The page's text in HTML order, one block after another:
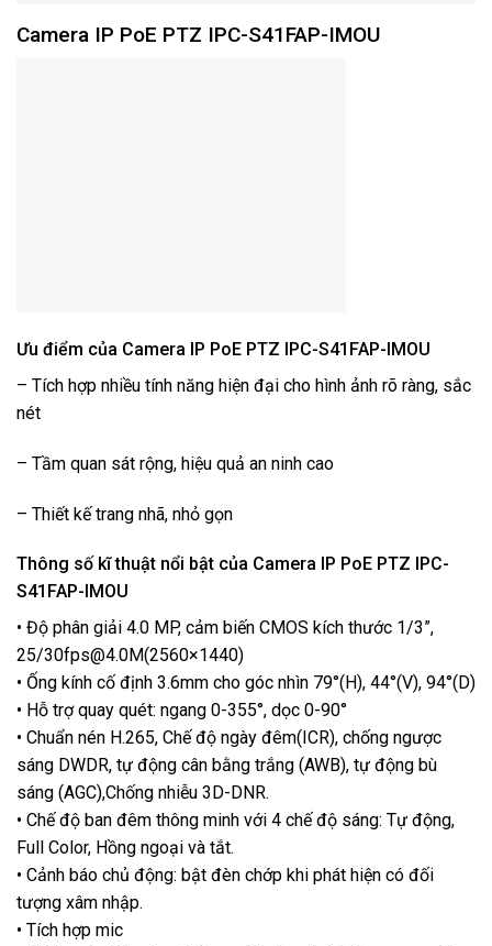
Camera IP PoE PTZ IPC-S41FAP-IMOU
Ưu điểm của Camera IP PoE PTZ IPC-S41FAP-IMOU
– Tích hợp nhiều tính năng hiện đại cho hình ảnh rõ ràng, sắc
nét
– Tầm quan sát rộng, hiệu quả an ninh cao
– Thiết kế trang nhã, nhỏ gọn
Thông số kĩ thuật nổi bật của Camera IP PoE PTZ IPC-
S41FAP-IMOU
• Độ phân giải 4.0 MP, cảm biến CMOS kích thước 1/3”,
25/30fps@4.0M(2560×1440)
• Ống kính cố định 3.6mm cho góc nhìn 79°(H), 44°(V), 94°(D)
• Hỗ trợ quay quét: ngang 0-355°, dọc 0-90°
• Chuẩn nén H.265, Chế độ ngày đêm(ICR), chống ngược
sáng DWDR, tự động cân bằng trắng (AWB), tự động bù
sáng (AGC),Chống nhiễu 3D-DNR.
• Chế độ ban đêm thông minh với 4 chế độ sáng: Tự động,
Full Color, Hồng ngoại và tắt.
• Cảnh báo chủ động: bật đèn chớp khi phát hiện có đối
tượng xâm nhập.
• Tích hợp mic